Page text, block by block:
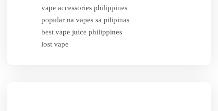
vape accessories philippines
popular na vapes sa pilipinas
best vape juice philippines
lost vape